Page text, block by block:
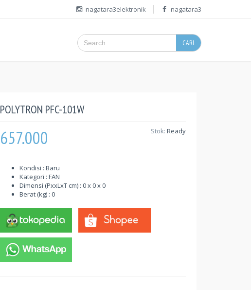
nagatara3elektronik nagatara3
CARI
POLYTRON PFC-101W
657.000 Stok: Ready
Kondisi : Baru
Kategori : FAN
Dimensi (PxxLxT cm) : 0 x 0 x 0
Berat (kg) : 0